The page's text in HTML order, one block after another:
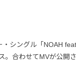
シングル「NOAH
。合わせてMVが公開さ